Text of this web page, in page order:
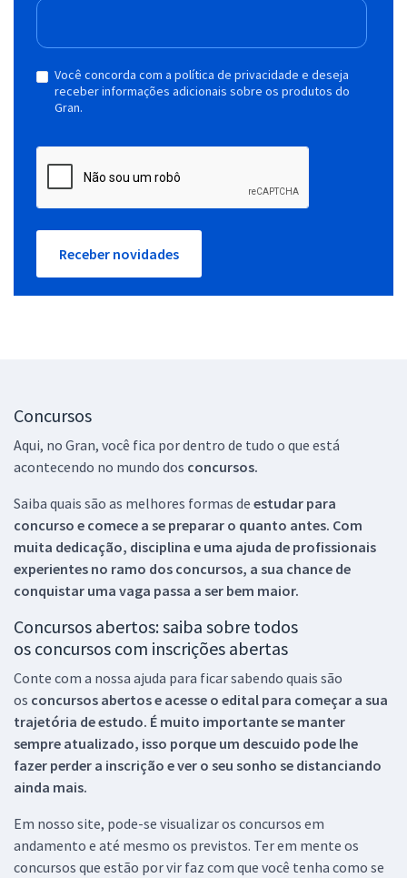
Você concorda com a política de privacidade e deseja
receber informações adicionais sobre os produtos do
Gran.
Receber novidades
Concursos
Aqui, no Gran, você fica por dentro de tudo o que está
acontecendo no mundo dos concursos.
Saiba quais são as melhores formas de estudar para
concurso e comece a se preparar o quanto antes. Com
muita dedicação, disciplina e uma ajuda de profissionais
experientes no ramo dos concursos, a sua chance de
conquistar uma vaga passa a ser bem maior.
Concursos abertos: saiba sobre todos
os concursos com inscrições abertas
Conte com a nossa ajuda para ficar sabendo quais são
os concursos abertos e acesse o edital para começar a sua
trajetória de estudo. É muito importante se manter
sempre atualizado, isso porque um descuido pode lhe
fazer perder a inscrição e ver o seu sonho se distanciando
ainda mais.
Em nosso site, pode-se visualizar os concursos em
andamento e até mesmo os previstos. Ter em mente os
concursos que estão por vir faz com que você tenha como se